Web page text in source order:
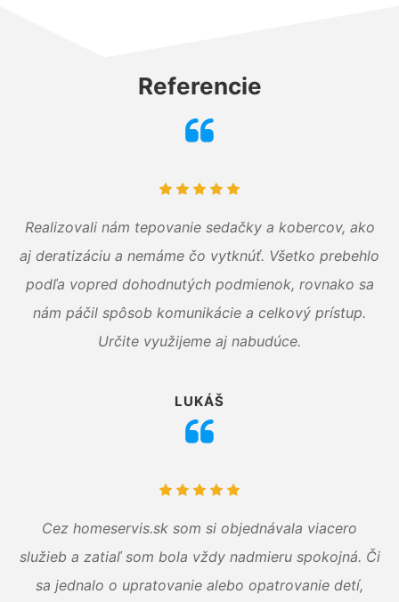
Referencie
Realizovali nám tepovanie sedačky a kobercov, ako
aj deratizáciu a nemáme čo vytknúť. Všetko prebehlo
podľa vopred dohodnutých podmienok, rovnako sa
nám páčil spôsob komunikácie a celkový prístup.
Určite využijeme aj nabudúce.
LUKÁŠ
Cez homeservis.sk som si objednávala viacero
služieb a zatiaľ som bola vždy nadmieru spokojná. Či
sa jednalo o upratovanie alebo opatrovanie detí,